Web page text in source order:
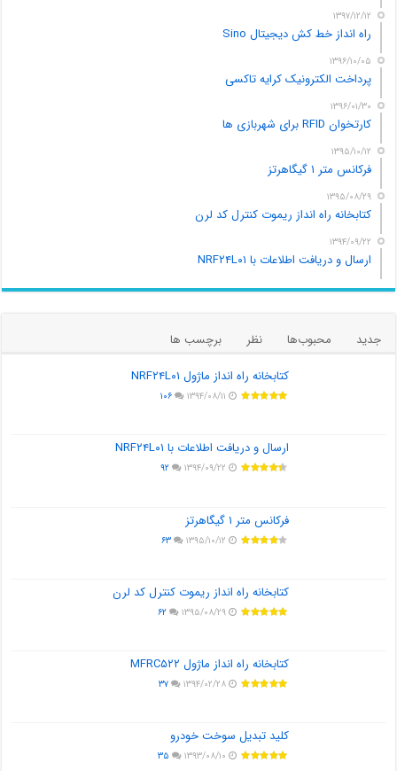
۱۳۹۷/۱۲/۱۲
راه انداز خط کش دیجیتال Sino
۱۳۹۶/۱۰/۰۵
پرداخت الکترونیک کرایه تاکسی
۱۳۹۶/۰۱/۳۰
کارتخوان RFID برای شهربازی ها
۱۳۹۵/۱۰/۱۲
فرکانس متر ۱ گیگاهرتز
۱۳۹۵/۰۸/۲۹
کتابخانه راه انداز ریموت کنترل کد لرن
۱۳۹۴/۰۹/۲۲
ارسال و دریافت اطلاعات با NRF۲۴L۰۱
جدید محبوب‌ها نظر
برچسب ها
کتابخانه راه انداز ماژول NRF۲۴L۰۱
۱۳۹۴/۰۸/۱۱ ۱۰۶
ارسال و دریافت اطلاعات با NRF۲۴L۰۱
۱۳۹۴/۰۹/۲۲ ۹۲
فرکانس متر ۱ گیگاهرتز
۱۳۹۵/۱۰/۱۲ ۶۳
کتابخانه راه انداز ریموت کنترل کد لرن
۱۳۹۵/۰۸/۲۹ ۶۲
کتابخانه راه انداز ماژول MFRC۵۲۲
۱۳۹۴/۰۲/۲۸ ۳۷
کلید تبدیل سوخت خودرو
۱۳۹۳/۰۸/۱۰ ۳۵